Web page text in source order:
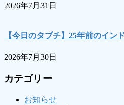
2026年7月31日
【今日のタブチ】25年前のイ
2026年7月30日
カテゴリー
お知らせ